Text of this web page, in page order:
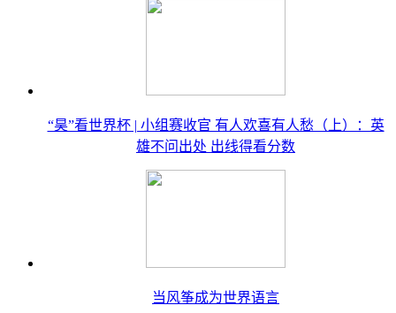
“昊”看世界杯 | 小组赛收官 有人欢喜有人愁（上）：英
雄不问出处 出线得看分数
当风筝成为世界语言